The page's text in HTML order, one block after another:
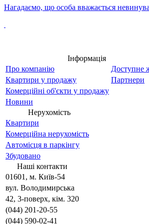
Нагадаємо, що особа вважається
Інформація
Про компанію
Доступне
Квартири у продажу
Партнери
Комерційні об'єкти у продажу
Новини
Нерухомість
Квартири
Комерційна нерухомість
Автомісця в паркінгу
Збудовано
Наші контакти
01601, м. Київ-54
вул. Володимирська
42, 3-поверх, кім. 320
(044) 201-20-55
(044) 590-02-41